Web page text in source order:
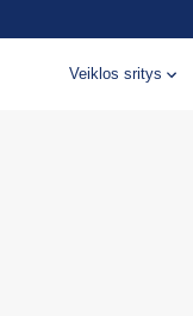
Veiklos sritys